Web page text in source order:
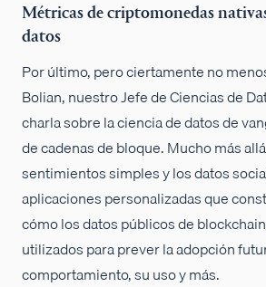
Métricas de criptomonedas
datos
Por último, pero ciertamente no
Bolian, nuestro Jefe de Ciencias de
charla sobre la ciencia de datos de
de cadenas de bloque. Mucho más
sentimientos simples y los datos
aplicaciones personalizadas que
cómo los datos públicos de
utilizados para prever la adopción
comportamiento, su uso y más.